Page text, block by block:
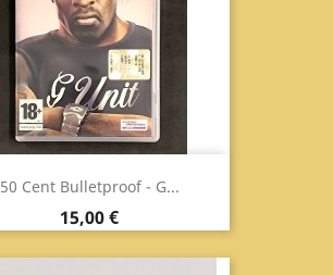
50 Cent Bulletproof - G...
Prezzo
15,00 €